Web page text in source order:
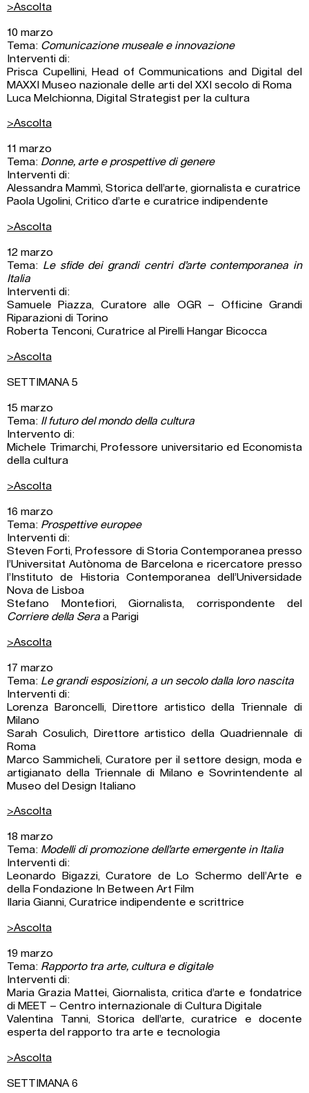
>Ascolta
10 marzo
Tema: Comunicazione museale e innovazione
Interventi di:
Prisca Cupellini, Head of Communications and Digital del
‎MAXXI Museo nazionale delle arti del XXI secolo di Roma
Luca Melchionna, Digital Strategist per la cultura
>Ascolta
11 marzo
Tema: Donne, arte e prospettive di genere
Interventi di:
Alessandra Mammì, Storica dell’arte, giornalista e curatrice
Paola Ugolini, Critico d’arte e curatrice indipendente
>Ascolta
12 marzo
Tema: Le sfide dei grandi centri d’arte contemporanea in
Italia
Interventi di:
Samuele Piazza, Curatore alle OGR – Officine Grandi
Riparazioni di Torino
Roberta Tenconi, Curatrice al Pirelli Hangar Bicocca
>Ascolta
SETTIMANA 5
15 marzo
Tema: Il futuro del mondo della cultura
Intervento di:
Michele Trimarchi, Professore universitario ed Economista
della cultura
>Ascolta
16 marzo
Tema: Prospettive europee
Interventi di:
Steven Forti, Professore di Storia Contemporanea presso
l’Universitat Autònoma de Barcelona e ricercatore presso
l’Instituto de Historia Contemporanea dell’Universidade
Nova de Lisboa
Stefano Montefiori, Giornalista, corrispondente del
Corriere della Sera a Parigi
>Ascolta
17 marzo
Tema: Le grandi esposizioni, a un secolo dalla loro nascita
Interventi di:
Lorenza Baroncelli, Direttore artistico della Triennale di
Milano
Sarah Cosulich, Direttore artistico della Quadriennale di
Roma
Marco Sammicheli, Curatore per il settore design, moda e
artigianato della Triennale di Milano e Sovrintendente al
Museo del Design Italiano
>Ascolta
18 marzo
Tema: Modelli di promozione dell’arte emergente in Italia
Interventi di:
Leonardo Bigazzi, Curatore de Lo Schermo dell’Arte e
della Fondazione In Between Art Film
Ilaria Gianni, Curatrice indipendente e scrittrice
>Ascolta
19 marzo
Tema: Rapporto tra arte, cultura e digitale
Interventi di:
Maria Grazia Mattei, Giornalista, critica d’arte e fondatrice
di MEET – Centro internazionale di Cultura Digitale
Valentina Tanni, Storica dell’arte, curatrice e docente
esperta del rapporto tra arte e tecnologia
>Ascolta
SETTIMANA 6